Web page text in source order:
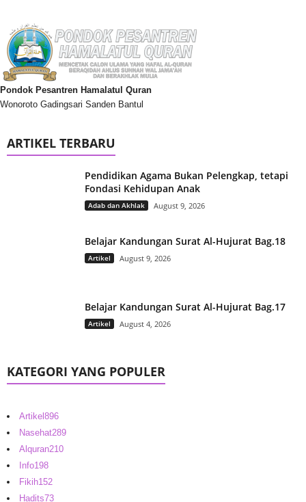
Pondok Pesantren Hamalatul Quran
Wonoroto Gadingsari Sanden Bantul
ARTIKEL TERBARU
Pendidikan Agama Bukan Pelengkap, tetapi
Fondasi Kehidupan Anak
Adab dan Akhlak August 9, 2026
Belajar Kandungan Surat Al-Hujurat Bag.18
Artikel August 9, 2026
Belajar Kandungan Surat Al-Hujurat Bag.17
Artikel August 4, 2026
KATEGORI YANG POPULER
Artikel896
Nasehat289
Alquran210
Info198
Fikih152
Hadits73